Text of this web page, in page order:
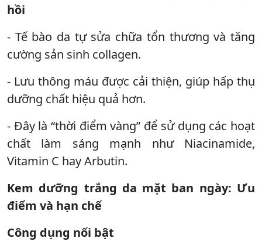
hồi
- Tế bào da tự sửa chữa tổn thương và tăng
cường sản sinh collagen.
- Lưu thông máu được cải thiện, giúp hấp thụ
dưỡng chất hiệu quả hơn.
- Đây là “thời điểm vàng” để sử dụng các hoạt
chất làm sáng mạnh như Niacinamide,
Vitamin C hay Arbutin.
Kem dưỡng trắng da mặt ban ngày: Ưu
điểm và hạn chế
Công dụng nổi bật